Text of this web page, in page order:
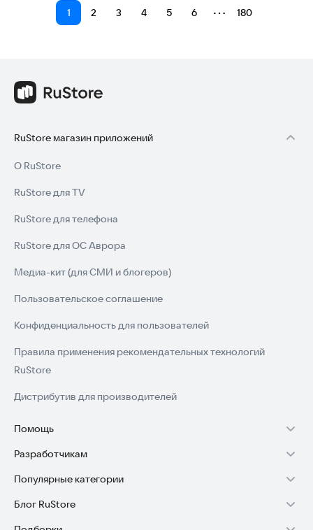
1 2 3 4 5 6 ⋯ 180
RuStore магазин приложений
О RuStore
RuStore для TV
RuStore для телефона
RuStore для ОС Аврора
Медиа-кит (для СМИ и блогеров)
Пользовательское соглашение
Конфиденциальность для пользователей
Правила применения рекомендательных технологий
RuStore
Дистрибутив для производителей
Помощь
Установка RuStore на TV
Установка RuStore на телефон
Установка RuStore в машину
Разработчикам
Зарабатывать с RuStore
Стать разработчиком
Популярные категории
Игры для Android
Блог RuStore